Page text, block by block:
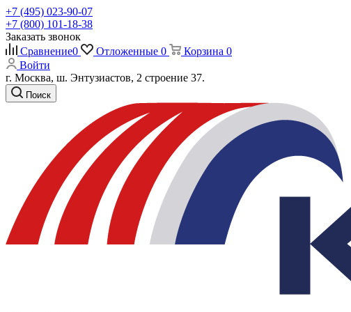
+7 (495) 023-90-07
+7 (800) 101-18-38
Заказать звонок
Сравнение0 Отложенные 0 Корзина 0
Войти
г. Москва, ш. Энтузиастов, 2 строение 37.
Поиск